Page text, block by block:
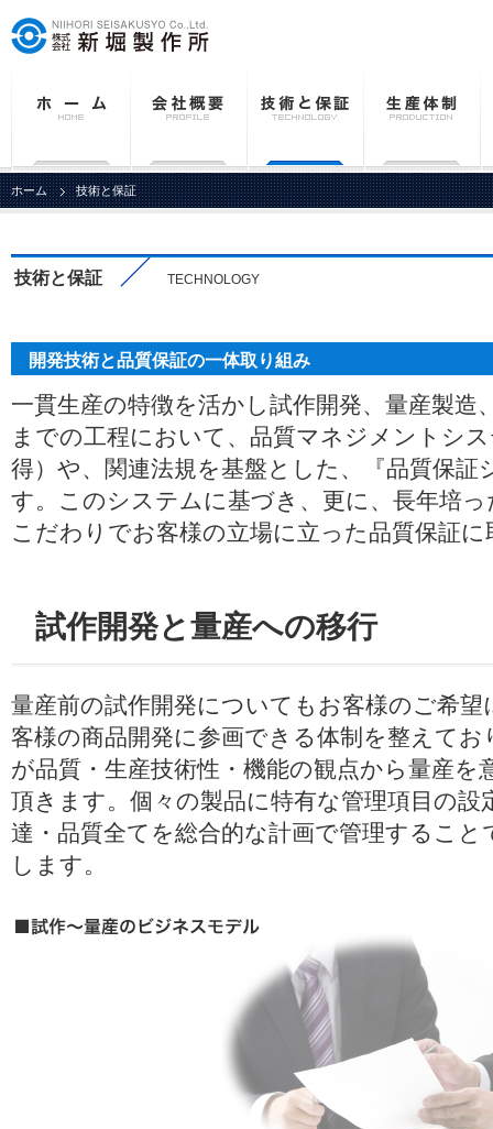
ホーム 技術と保証
技術と保証 TECHNOLOGY
開発技術と品質保証の一体取り組み
一貫生産の特徴を活かし試作開発、量産製造
までの工程において、品質マネジメントシ
得）や、関連法規を基盤とした、『品質保
す。このシステムに基づき、更に、長年培
こだわりでお客様の立場に立った品質保証
試作開発と量産への移行
量産前の試作開発についてもお客様のご希
客様の商品開発に参画できる体制を整えて
が品質・生産技術性・機能の観点から量産を
頂きます。個々の製品に特有な管理項目の設
達・品質全てを総合的な計画で管理するこ
します。